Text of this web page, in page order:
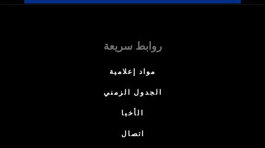
روابط سريعة
مواد إعلامية
الجدول الزمني
الأخبا
اتصال